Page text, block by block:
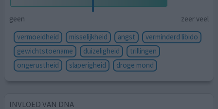
geen
zeer veel
vermoeidheid
misselijkheid angst
verminderd libido
gewichtstoename
duizeligheid
trillingen
ongerustheid
slaperigheid droge mond
INVLOED VAN DNA